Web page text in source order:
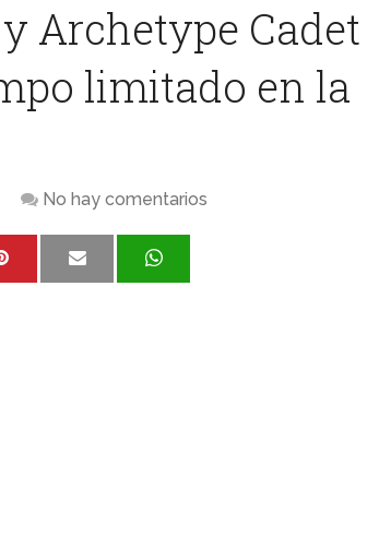
Archetype Cadet
limitado en la
No hay comentarios